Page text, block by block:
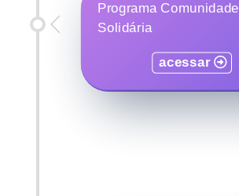
Programa Comunidade
Solidária
acessar